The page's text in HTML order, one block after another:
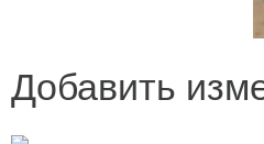
Добавить